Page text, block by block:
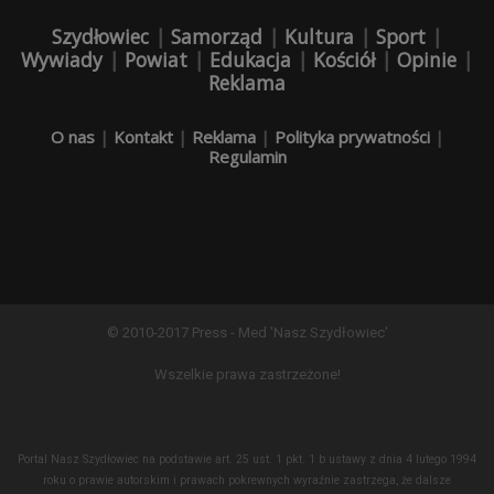
Szydłowiec | Samorząd | Kultura | Sport |
Wywiady| Powiat | Edukacja | Kościół| Opinie |
Reklama
O nas| Kontakt| Reklama| Polityka prywatności|
Regulamin
© 2010-2017 Press - Med 'Nasz Szydłowiec'
Wszelkie prawa zastrzeżone!
Portal Nasz Szydłowiec na podstawie art. 25 ust. 1 pkt. 1 b ustawy z dnia 4 lutego 1994
roku o prawie autorskim i prawach pokrewnych wyraźnie zastrzega, że dalsze